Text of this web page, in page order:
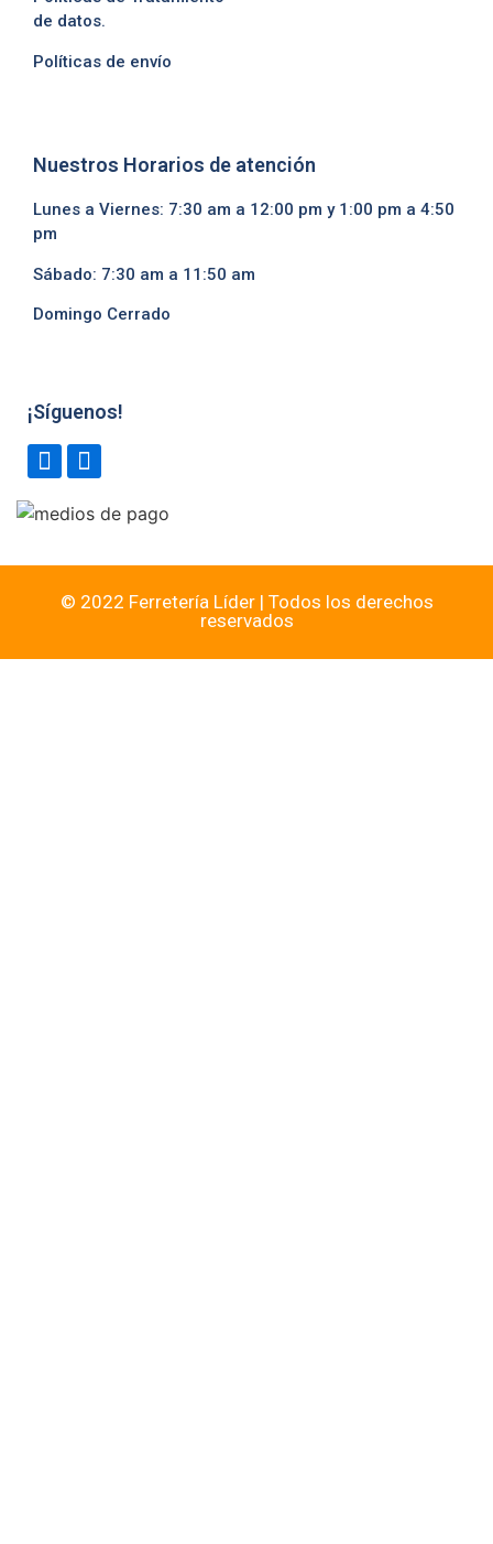
de datos.
Políticas de envío
Nuestros Horarios de atención
Lunes a Viernes: 7:30 am a 12:00 pm y 1:00 pm a 4:50
pm
Sábado: 7:30 am a 11:50 am
Domingo Cerrado
¡Síguenos!
© 2022 Ferretería Líder | Todos los derechos
reservados